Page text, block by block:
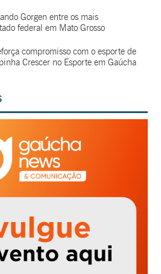
Gorgen entre os mais
federal em Mato Grosso
compromisso com o esporte de
Crescer no Esporte em Gaúcha